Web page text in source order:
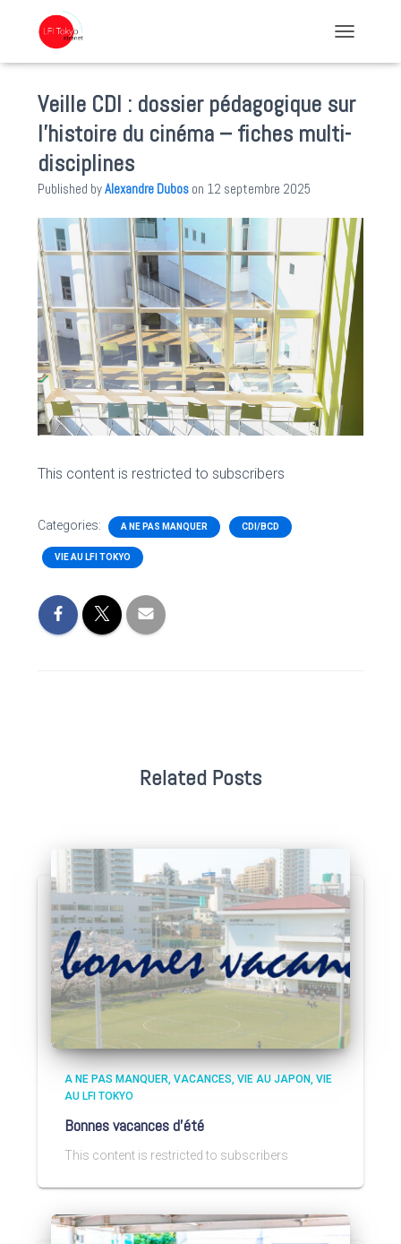
Veille CDI : dossier pédagogique sur
l’histoire du cinéma – fiches multi-
disciplines
Published byAlexandre Dubos on 12 septembre 2025
This content is restricted to subscribers
Categories: A NE PAS MANQUER CDI/BCD
VIE AU LFI TOKYO
Related Posts
A NE PAS MANQUER VACANCES VIE AU JAPON VIE
AU LFI TOKYO
Bonnes vacances d’été
This content is restricted to subscribers